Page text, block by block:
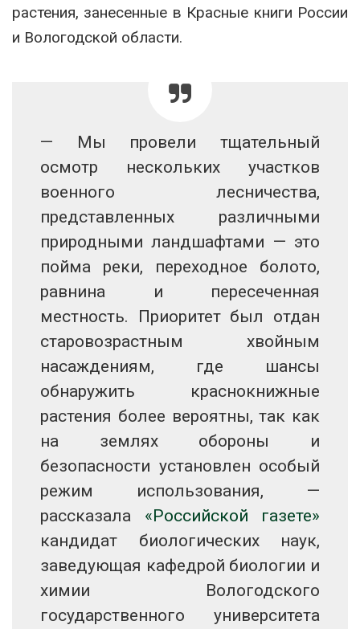
растения, занесенные в Красные книги России
и Вологодской области.
— Мы провели тщательный
осмотр нескольких участков
военного лесничества,
представленных различными
природными ландшафтами — это
пойма реки, переходное болото,
равнина и пересеченная
местность. Приоритет был отдан
старовозрастным хвойным
насаждениям, где шансы
обнаружить краснокнижные
растения более вероятны, так как
на землях обороны и
безопасности установлен особый
режим использования, —
рассказала «Российской газете»
кандидат биологических наук,
заведующая кафедрой биологии и
химии Вологодского
государственного университета